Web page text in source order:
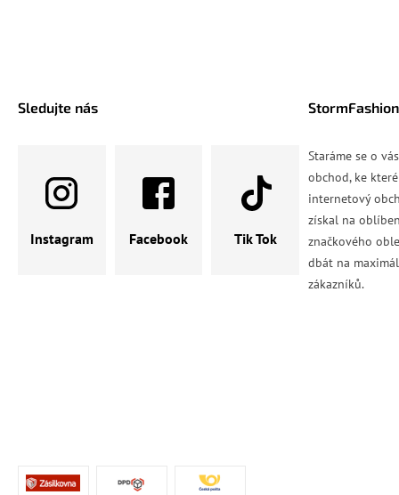
Sledujte nás
Instagram Facebook Tik Tok
StormFashion
Staráme se o
obchod, ke
internetový
získal na
značkového
dbát na
zákazníků.